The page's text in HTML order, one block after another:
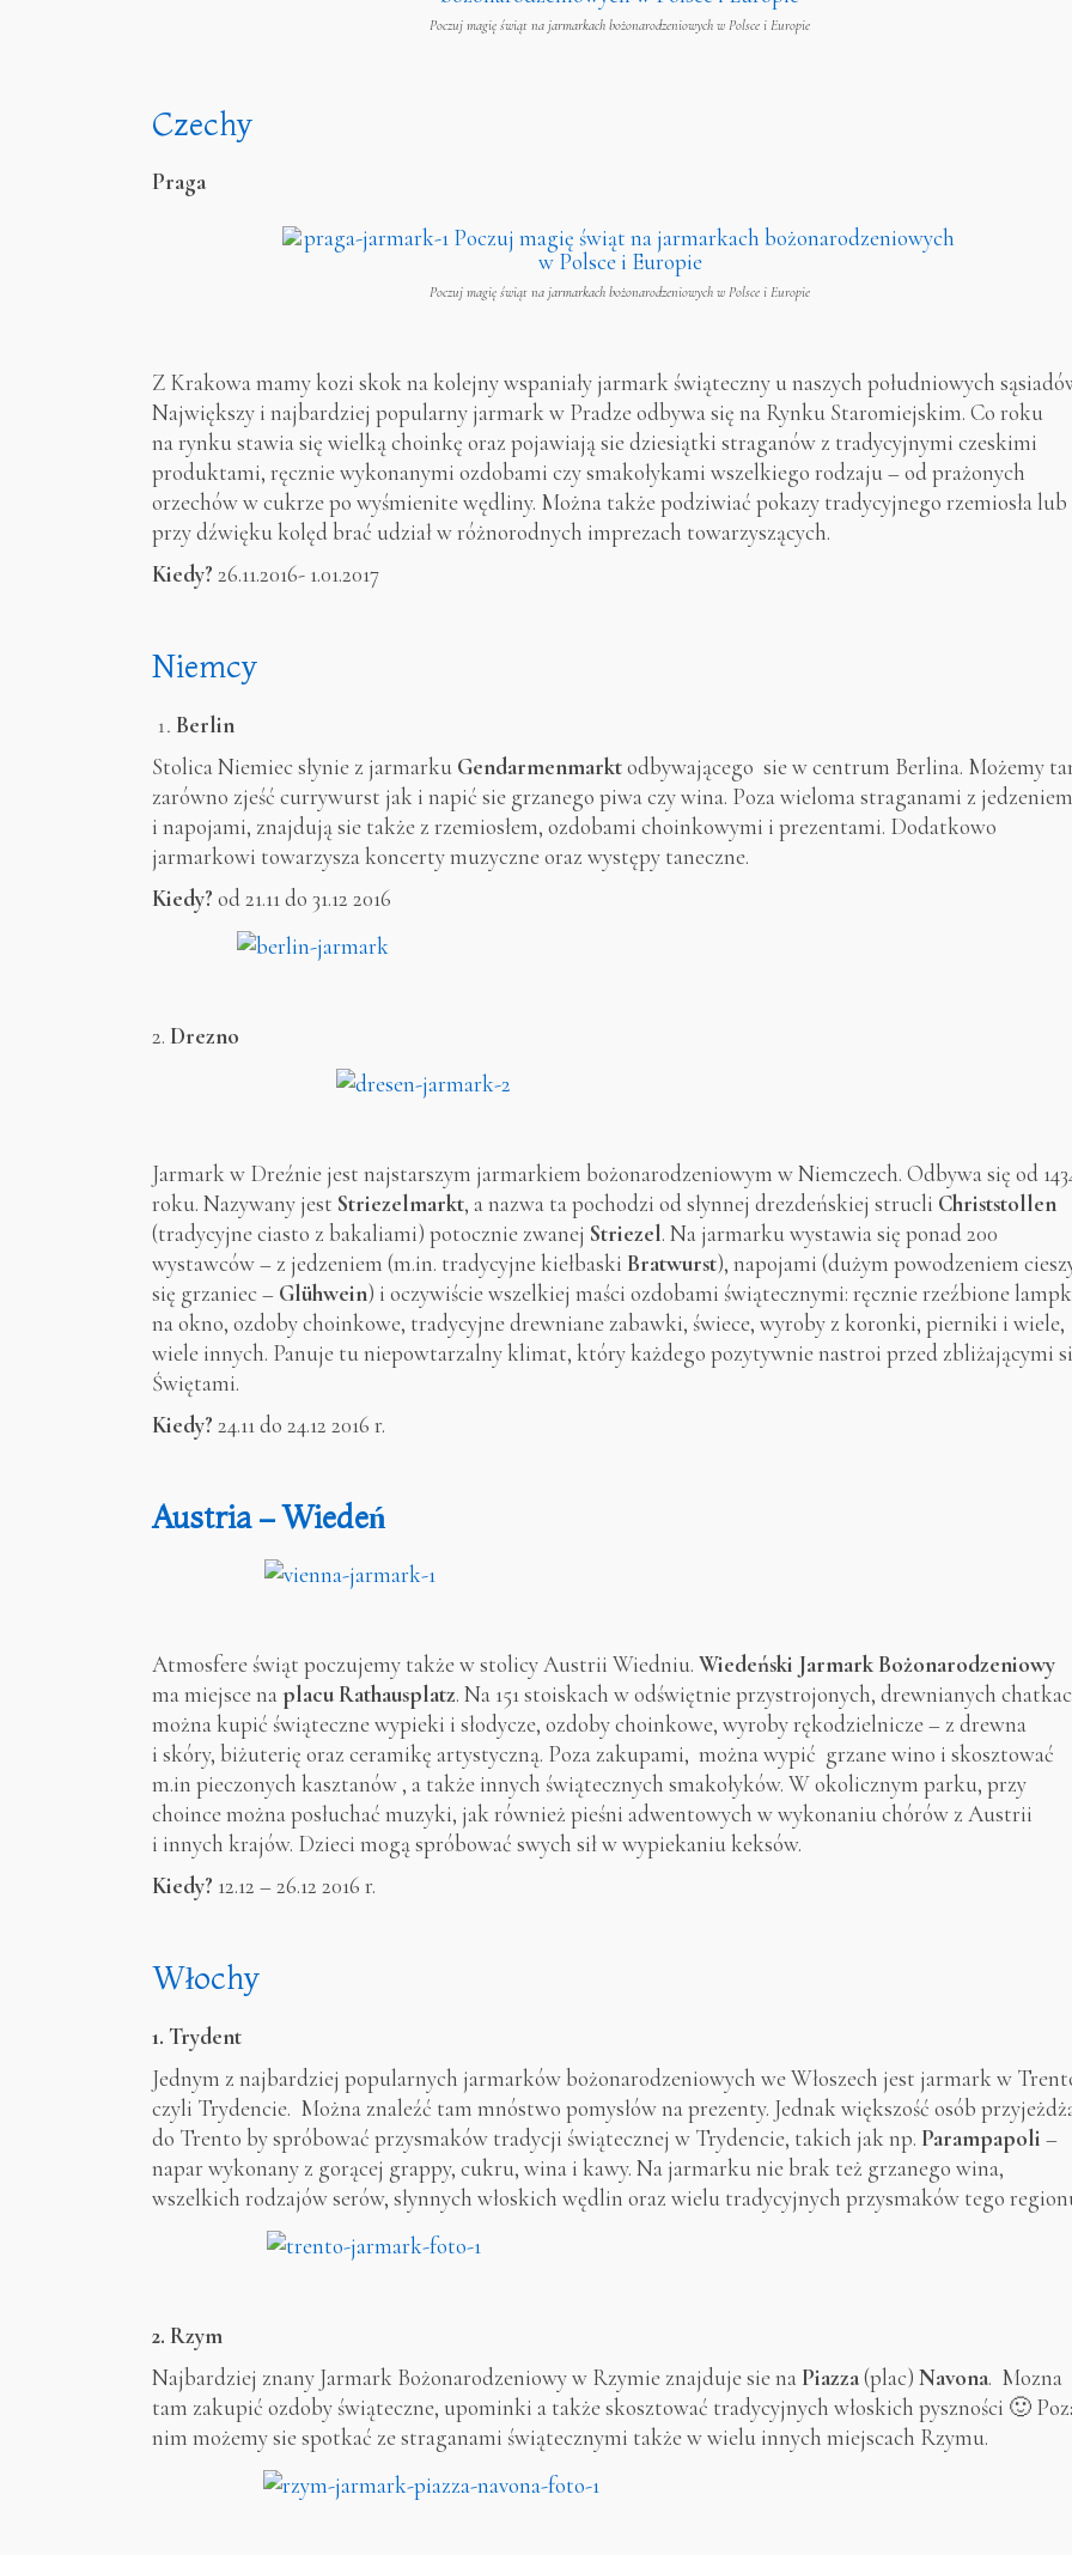
Poczuj magię świąt na jarmarkach bożonarodzeniowych w Polsce i Europie
Czechy
Praga
Poczuj magię świąt na jarmarkach bożonarodzeniowych w Polsce i Europie
Z Krakowa mamy kozi skok na kolejny wspaniały jarmark świąteczny u naszych południowych
Największy i najbardziej popularny jarmark w Pradze odbywa się na Rynku Staromiejskim. Co roku
na rynku stawia się wielką choinkę oraz pojawiają sie dziesiątki straganów z tradycyjnymi czeskimi
produktami, ręcznie wykonanymi ozdobami czy smakołykami wszelkiego rodzaju – od prażonych
orzechów w cukrze po wyśmienite wędliny. Można także podziwiać pokazy tradycyjnego rzemiosła lub
przy dźwięku kolęd brać udział w różnorodnych imprezach towarzyszących.
Kiedy? 26.11.2016- 1.01.2017
Niemcy
Berlin
Stolica Niemiec słynie z jarmarku Gendarmenmarktodbywającego sie w centrum Berlina. Możemy
zarówno zjeść currywurst jak i napić sie grzanego piwa czy wina. Poza wieloma straganami z jedzeniem
i napojami, znajdują sie także z rzemiosłem, ozdobami choinkowymi i prezentami. Dodatkowo
jarmarkowi towarzysza koncerty muzyczne oraz występy taneczne.
Kiedy? od 21.11 do 31.12 2016
2. Drezno
Jarmark w Dreźnie jest najstarszym jarmarkiem bożonarodzeniowym w Niemczech. Odbywa się od
roku. Nazywany jest Striezelmarkt, a nazwa ta pochodzi od słynnej drezdeńskiej strucli Christstollen
(tradycyjne ciasto z bakaliami) potocznie zwanej Striezel. Na jarmarku wystawia się ponad 200
wystawców – z jedzeniem (m.in. tradycyjne kiełbaski Bratwurst), napojami (dużym powodzeniem
się grzaniec – Glühwein) i oczywiście wszelkiej maści ozdobami świątecznymi: ręcznie rzeźbione
na okno, ozdoby choinkowe, tradycyjne drewniane zabawki, świece, wyroby z koronki, pierniki i wiele,
wiele innych. Panuje tu niepowtarzalny klimat, który każdego pozytywnie nastroi przed zbliżającymi
Świętami.
Kiedy? 24.11 do 24.12 2016 r.
Austria – Wiedeń
Atmosfere świąt poczujemy także w stolicy Austrii Wiedniu. Wiedeński Jarmark Bożonarodzeniowy
ma miejsce naplacu Rathausplatz. Na 151 stoiskach w odświętnie przystrojonych, drewnianych
można kupić świąteczne wypieki i słodycze, ozdoby choinkowe, wyroby rękodzielnicze – z drewna
i skóry, biżuterię oraz ceramikę artystyczną. Poza zakupami, można wypić grzane wino i skosztować
m.in pieczonych kasztanów , a także innych świątecznych smakołyków. W okolicznym parku, przy
choince można posłuchać muzyki, jak również pieśni adwentowych w wykonaniu chórów z Austrii
i innych krajów. Dzieci mogą spróbować swych sił w wypiekaniu keksów.
Kiedy? 12.12 – 26.12 2016 r.
Włochy
1. Trydent
Jednym z najbardziej popularnych jarmarków bożonarodzeniowych we Włoszech jest jarmark w
czyli Trydencie. Można znaleźć tam mnóstwo pomysłów na prezenty. Jednak większość osób
do Trento by spróbować przysmaków tradycji świątecznej w Trydencie, takich jak np. Parampapoli –
napar wykonany z gorącej grappy, cukru, wina i kawy. Na jarmarku nie brak też grzanego wina,
wszelkich rodzajów serów, słynnych włoskich wędlin oraz wielu tradycyjnych przysmaków tego
2. Rzym
Najbardziej znany Jarmark Bożonarodzeniowy w Rzymie znajduje sie na Piazza(plac) Navona. Mozna
tam zakupić ozdoby świąteczne, upominki a także skosztować tradycyjnych włoskich pyszności 🙂
nim możemy sie spotkać ze straganami świątecznymi także w wielu innych miejscach Rzymu.